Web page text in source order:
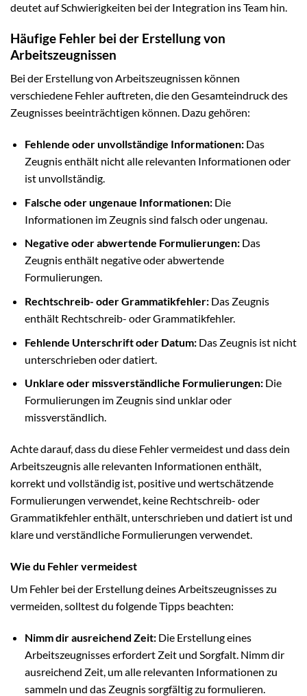
deutet auf Schwierigkeiten bei der Integration ins Team hin.
Häufige Fehler bei der Erstellung von
Arbeitszeugnissen
Bei der Erstellung von Arbeitszeugnissen können
verschiedene Fehler auftreten, die den Gesamteindruck des
Zeugnisses beeinträchtigen können. Dazu gehören:
Fehlende oder unvollständige Informationen:Das
Zeugnis enthält nicht alle relevanten Informationen oder
ist unvollständig.
Falsche oder ungenaue Informationen:Die
Informationen im Zeugnis sind falsch oder ungenau.
Negative oder abwertende Formulierungen:Das
Zeugnis enthält negative oder abwertende
Formulierungen.
Rechtschreib- oder Grammatikfehler:Das Zeugnis
enthält Rechtschreib- oder Grammatikfehler.
Fehlende Unterschrift oder Datum:Das Zeugnis ist nicht
unterschrieben oder datiert.
Unklare oder missverständliche Formulierungen:Die
Formulierungen im Zeugnis sind unklar oder
missverständlich.
Achte darauf, dass du diese Fehler vermeidest und dass dein
Arbeitszeugnis alle relevanten Informationen enthält,
korrekt und vollständig ist, positive und wertschätzende
Formulierungen verwendet, keine Rechtschreib- oder
Grammatikfehler enthält, unterschrieben und datiert ist und
klare und verständliche Formulierungen verwendet.
Wie du Fehler vermeidest
Um Fehler bei der Erstellung deines Arbeitszeugnisses zu
vermeiden, solltest du folgende Tipps beachten:
Nimm dir ausreichend Zeit:Die Erstellung eines
Arbeitszeugnisses erfordert Zeit und Sorgfalt. Nimm dir
ausreichend Zeit, um alle relevanten Informationen zu
sammeln und das Zeugnis sorgfältig zu formulieren.